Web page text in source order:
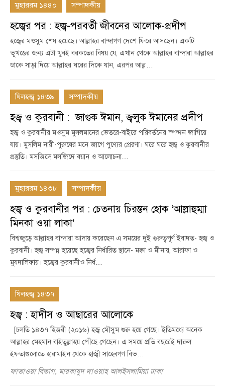
মুহাররম ১৪৪০ সম্পাদকীয়
হজ্বের পর : হজ্ব-পরবর্তী জীবনের আলোক-প্রদীপ
হজ্বের মওসুম শেষ হয়েছে। আল্লাহর বান্দাগণ দেশে ফিরে আসছেন। একটি
ভূখণ্ডের জন্য এটা খুবই বরকতের বিষয় যে, এখান থেকে আল্লাহর বান্দারা আল্লাহর
ডাকে সাড়া দিয়ে আল্লাহর ঘরের দিকে যান, এরপর আল্ল…
যিলহজ্ব ১৪৩৯ সম্পাদকীয়
হজ্ব ও কুরবানী : জাগুক ঈমান, জ্বলুক ঈমানের প্রদীপ
হজ্ব ও কুরবানীর মওসুম মুসলমানের ভেতরে-বাইরে পরিবর্তনের স্পন্দন জাগিয়ে
যায়। মুসলিম নারী-পুরুষের মনে জাগে পুণ্যের প্রেরণা। ঘরে ঘরে হজ্ব ও কুরবানীর
প্রস্তুতি। মসজিদে মসজিদে বয়ান ও আলোচনা…
মুহাররম ১৪৩৮ সম্পাদকীয়
হজ্ব ও কুরবানীর পর : চেতনায় চিরন্তন হোক ‘আল্লাহুম্মা
মিনকা ওয়া লাকা’
বিশ্বজুড়ে আল্লাহর বান্দারা আদায় করেছেন এ সময়ের দুই গুরুত্বপূর্ণ ইবাদত- হজ্ব ও
কুরবানী। হজ্ব সম্পন্ন হয়েছে হজ্বের নির্ধারিত স্থানে- মক্কা ও মীনায়, আরাফা ও
মুযদালিফায়। হজ্বের কুরবানীও নির্ধ…
যিলহজ্ব ১৪৩৭
হজ্ব : হাদীস ও আছারের আলোকে
[চলতি ১৪৩৭ হিজরী (২০১৬) হজ্ব মৌসুম শুরু হয়ে গেছে। ইতিমধ্যে অনেক
আল্লাহর মেহমান বাইতুল্লাহ্য় পৌঁছে গেছেন। এ সময়ে প্রতি বছরেই দারুল
ইফতাগুলোতে হারামাইন থেকে হাজ্বী সাহেবগণ বিভ…
ফাতাওয়া বিভাগ, মারকাযুদ দাওয়াহ আলইসলামিয়া ঢাকা